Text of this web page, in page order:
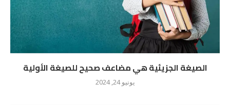
الصيغة الجزيئية هي مضاعف صحيح للصيغة الأولية
يونيو 24, 2024